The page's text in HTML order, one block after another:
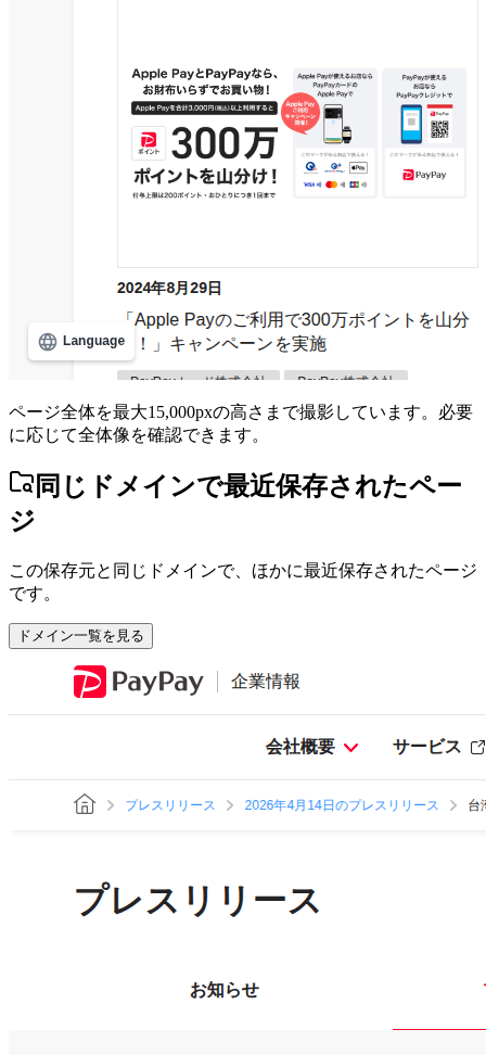
ページ全体を最大15,000pxの高さまで撮影しています。必要
に応じて全体像を確認できます。
同じドメインで最近保存されたペー
ジ
この保存元と同じドメインで、ほかに最近保存されたページ
です。
ドメイン一覧を見る